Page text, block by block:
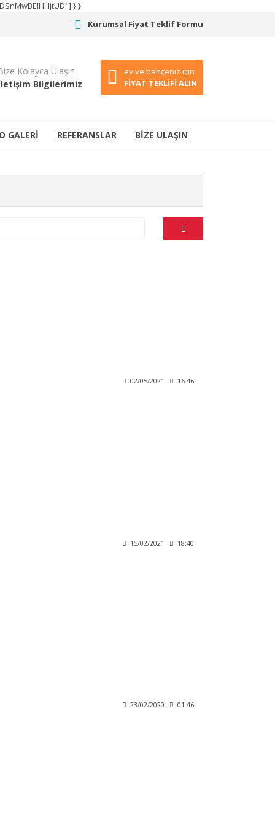
} }
Kurumsal Fiyat Teklif Formu
Kolayca Ulaşın
Bilgilerimiz
ev ve bahçeniz için
FİYAT TEKLİFİ ALIN
GALERİ REFERANSLAR BİZE ULAŞIN
02/05/2021 16:46
15/02/2021 18:40
23/02/2020 01:46